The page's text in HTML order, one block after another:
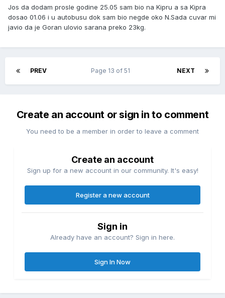
Jos da dodam prosle godine 25.05 sam bio na Kipru a sa Kipra
dosao 01.06 i u autobusu dok sam bio negde oko N.Sada cuvar mi
javio da je Goran ulovio sarana preko 23kg.
PREV NEXT
Page 13 of 51
Create an account or sign in to comment
You need to be a member in order to leave a comment
Create an account
Sign up for a new account in our community. It's easy!
Register a new account
Sign in
Already have an account? Sign in here.
Sign In Now